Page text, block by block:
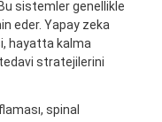
sistemler genellikle
eder. Yapay zeka
hayatta kalma
stratejilerini
spinal